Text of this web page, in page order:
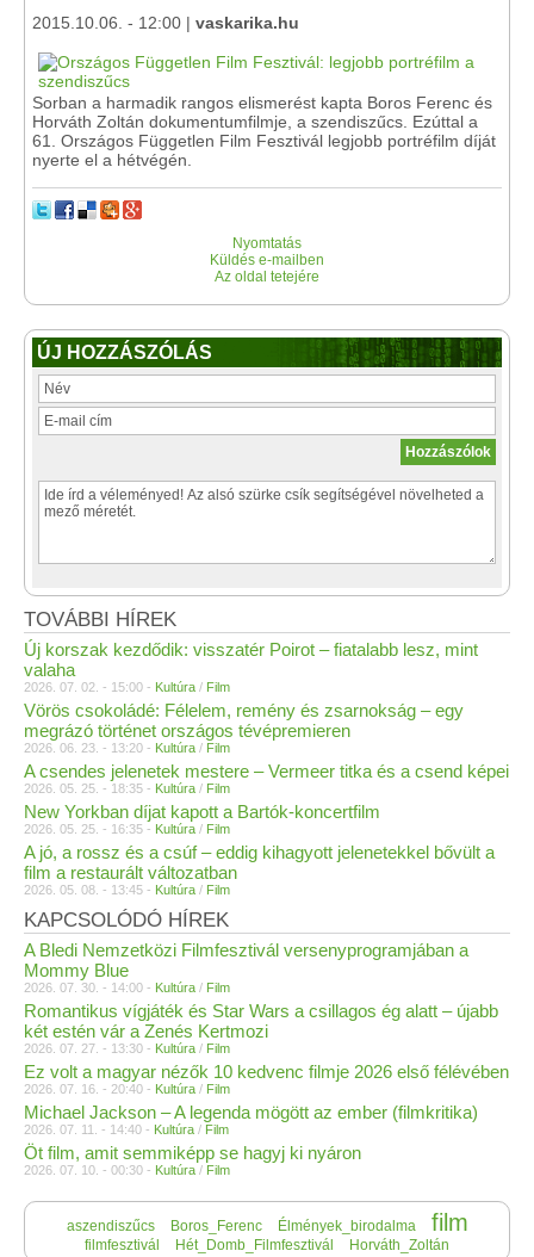
2015.10.06. - 12:00 | vaskarika.hu
Sorban a harmadik rangos elismerést kapta Boros Ferenc és
Horváth Zoltán dokumentumfilmje, a szendiszűcs. Ezúttal a
61. Országos Független Film Fesztivál legjobb portréfilm díját
nyerte el a hétvégén.
Nyomtatás
Küldés e-mailben
Az oldal tetejére
ÚJ HOZZÁSZÓLÁS
TOVÁBBI HÍREK
Új korszak kezdődik: visszatér Poirot – fiatalabb lesz, mint
valaha
2026. 07. 02. - 15:00 - Kultúra / Film
Vörös csokoládé: Félelem, remény és zsarnokság – egy
megrázó történet országos tévépremieren
2026. 06. 23. - 13:20 - Kultúra / Film
A csendes jelenetek mestere – Vermeer titka és a csend képei
2026. 05. 25. - 18:35 - Kultúra / Film
New Yorkban díjat kapott a Bartók-koncertfilm
2026. 05. 25. - 16:35 - Kultúra / Film
A jó, a rossz és a csúf – eddig kihagyott jelenetekkel bővült a
film a restaurált változatban
2026. 05. 08. - 13:45 - Kultúra / Film
KAPCSOLÓDÓ HÍREK
A Bledi Nemzetközi Filmfesztivál versenyprogramjában a
Mommy Blue
2026. 07. 30. - 14:00 - Kultúra / Film
Romantikus vígjáték és Star Wars a csillagos ég alatt – újabb
két estén vár a Zenés Kertmozi
2026. 07. 27. - 13:30 - Kultúra / Film
Ez volt a magyar nézők 10 kedvenc filmje 2026 első félévében
2026. 07. 16. - 20:40 - Kultúra / Film
Michael Jackson – A legenda mögött az ember (filmkritika)
2026. 07. 11. - 14:40 - Kultúra / Film
Öt film, amit semmiképp se hagyj ki nyáron
2026. 07. 10. - 00:30 - Kultúra / Film
aszendiszűcs Boros_Ferenc Élmények_birodalma film
filmfesztivál Hét_Domb_Filmfesztivál Horváth_Zoltán